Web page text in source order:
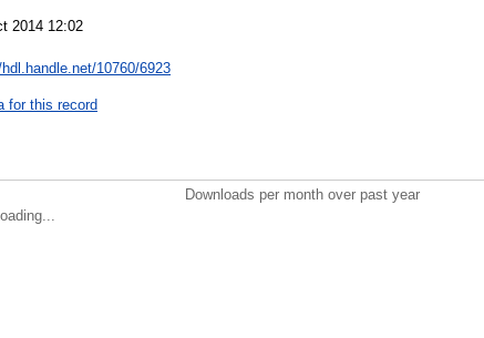
2014 12:02
10760/6923
for this record
Downloads per month over past year